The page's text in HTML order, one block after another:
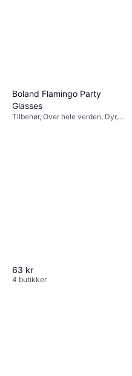
Boland Flamingo Party
Glasses
Tilbehør, Over hele verden, Dyr,
63 kr
4 butikker